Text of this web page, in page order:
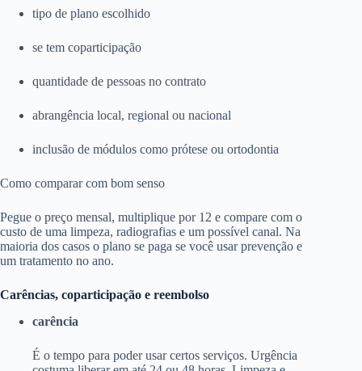
tipo de plano escolhido
se tem coparticipação
quantidade de pessoas no contrato
abrangência local, regional ou nacional
inclusão de módulos como prótese ou ortodontia
Como comparar com bom senso
Pegue o preço mensal, multiplique por 12 e compare com o
custo de uma limpeza, radiografias e um possível canal. Na
maioria dos casos o plano se paga se você usar prevenção e
um tratamento no ano.
Carências, coparticipação e reembolso
carência
É o tempo para poder usar certos serviços. Urgência